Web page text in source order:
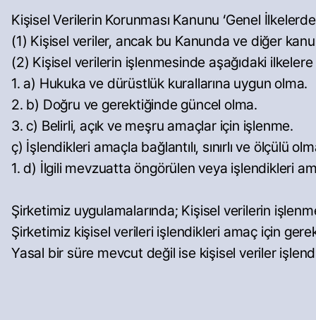
Kişisel Verilerin Korunması Kanunu ‘Genel
(1) Kişisel veriler, ancak bu Kanunda ve diğer
(2) Kişisel verilerin işlenmesinde aşağıdaki
1. a) Hukuka ve dürüstlük kurallarına uygun olma.
2. b) Doğru ve gerektiğinde güncel olma.
3. c) Belirli, açık ve meşru amaçlar için işlenme.
ç) İşlendikleri amaçla bağlantılı, sınırlı ve ölçülü
1. d) İlgili mevzuatta öngörülen veya işlendikleri
Şirketimiz uygulamalarında; Kişisel verilerin
Şirketimiz kişisel verileri işlendikleri amaç için
Yasal bir süre mevcut değil ise kişisel veriler